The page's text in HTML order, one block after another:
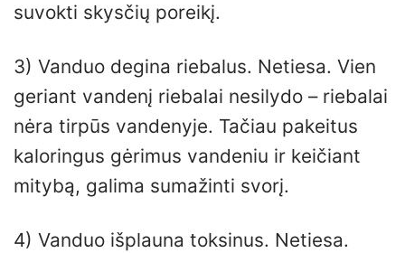
suvokti skysčių poreikį.
3) Vanduo degina riebalus. Netiesa. Vien
geriant vandenį riebalai nesilydo – riebalai
nėra tirpūs vandenyje. Tačiau pakeitus
kaloringus gėrimus vandeniu ir keičiant
mitybą, galima sumažinti svorį.
4) Vanduo išplauna toksinus. Netiesa.